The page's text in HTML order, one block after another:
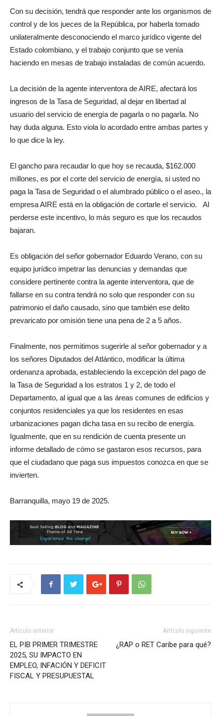
Con su decisión, tendrá que responder ante los organismos de
control y de los jueces de la República, por haberla tomado
unilateralmente desconociendo el marco jurídico vigente del
Estado colombiano, y el trabajo conjunto que se venía
haciendo en mesas de trabajo instaladas de común acuerdo.
La decisión de la agente interventora de AIRE, afectará los
ingresos de la Tasa de Seguridad, al dejar en libertad al
usuario del servicio de energía de pagarla o no pagarla. No
hay duda alguna. Esto viola lo acordado entre ambas partes y
lo que dice la ley.
El gancho para recaudar lo que hoy se recauda, $162.000
millones, es por el corte del servicio de energía, si usted no
paga la Tasa de Seguridad o el alumbrado público o el aseo., la
empresa AIRE está en la obligación de cortarle el servicio. Al
perderse este incentivo, lo más seguro es que los recaudos
bajaran.
Es obligación del señor gobernador Eduardo Verano, con su
equipo jurídico impetrar las denuncias y demandas que
considere pertinente contra la agente interventora, que de
fallarse en su contra tendrá no solo que responder con su
patrimonio el daño causado, sino que también ese delito
prevaricato por omisión tiene una pena de 2 a 5 años.
Finalmente, nos permitimos sugerirle al señor gobernador y a
los señores Diputados del Atlántico, modificar la última
ordenanza aprobada, estableciendo la excepción del pago de
la Tasa de Seguridad a los estratos 1 y 2, de todo el
Departamento, al igual que a las áreas comunes de edificios y
conjuntos residenciales ya que los residentes en esas
urbanizaciones pagan dicha tasa en su recibo de energía.
Igualmente, que en su rendición de cuenta presente un
informe detallado de cómo se gastaron esos recursos, para
que el ciudadano que paga sus impuestos conozca en que se
invierten.
Barranquilla, mayo 19 de 2025.
Artículo anterior
EL PIB PRIMER TRIMESTRE
2025, SU IMPACTO EN
EMPLEO, INFACIÓN Y DEFICIT
FISCAL Y PRESUPUESTAL
Artículo siguiente
¿RAP o RET Caribe para qué?